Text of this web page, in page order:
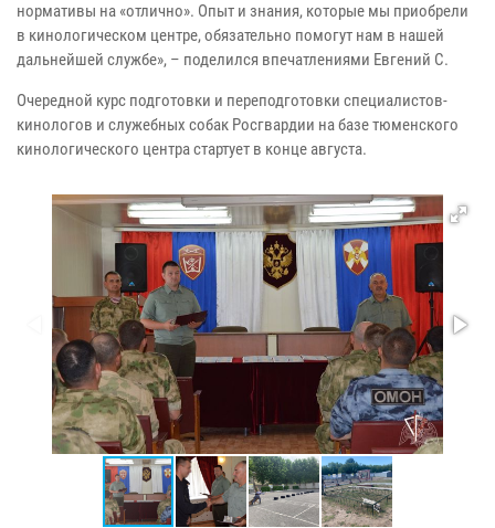
нормативы на «отлично». Опыт и знания, которые мы приобрели
в кинологическом центре, обязательно помогут нам в нашей
дальнейшей службе», – поделился впечатлениями Евгений С.
Очередной курс подготовки и переподготовки специалистов-
кинологов и служебных собак Росгвардии на базе тюменского
кинологического центра стартует в конце августа.